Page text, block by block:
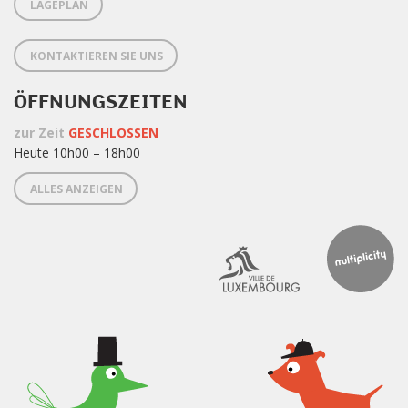
LAGEPLAN
KONTAKTIEREN SIE UNS
ÖFFNUNGSZEITEN
zur Zeit GESCHLOSSEN
Heute 10h00 – 18h00
ALLES ANZEIGEN